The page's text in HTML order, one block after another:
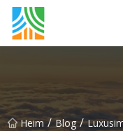
Heim / Blog /